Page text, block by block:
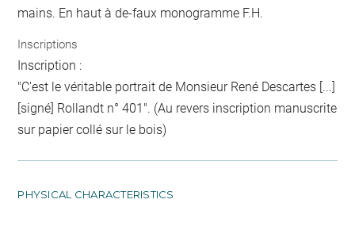
mains. En haut à de-faux monogramme F.H.
Inscriptions
Inscription :
"C'est le véritable portrait de Monsieur René Descartes [...]
[signé] Rollandt n° 401". (Au revers inscription manuscrite
sur papier collé sur le bois)
PHYSICAL CHARACTERISTICS